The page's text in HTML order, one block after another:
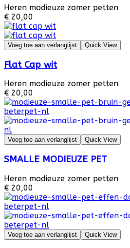
Heren modieuze zomer petten
€ 20,00
Voeg toe aan verlanglijst Quick View
Flat Cap wit
Heren modieuze zomer petten
€ 20,00
Voeg toe aan verlanglijst Quick View
SMALLE MODIEUZE PET
Heren modieuze zomer petten
€ 20,00
Voeg toe aan verlanglijst Quick View